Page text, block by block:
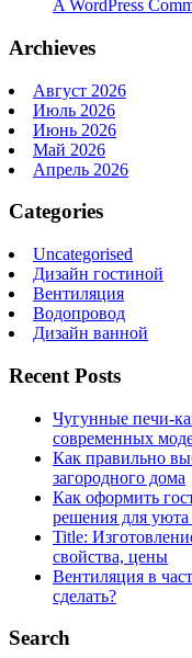
A WordPress
Archieves
Август 2026
Июль 2026
Июнь 2026
Май 2026
Апрель 2026
Categories
Uncategorised
Дизайн гостиной
Вентиляция
Водопровод
Дизайн ванной
Recent Posts
Чугунные печи-
современных
Как правильно
загородного дома
Как оформить
решения для уюта
Title:
свойства, цены
Вентиляция в
сделать?
Search